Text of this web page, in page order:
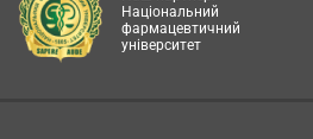
Національний
фармацевтичний
університет